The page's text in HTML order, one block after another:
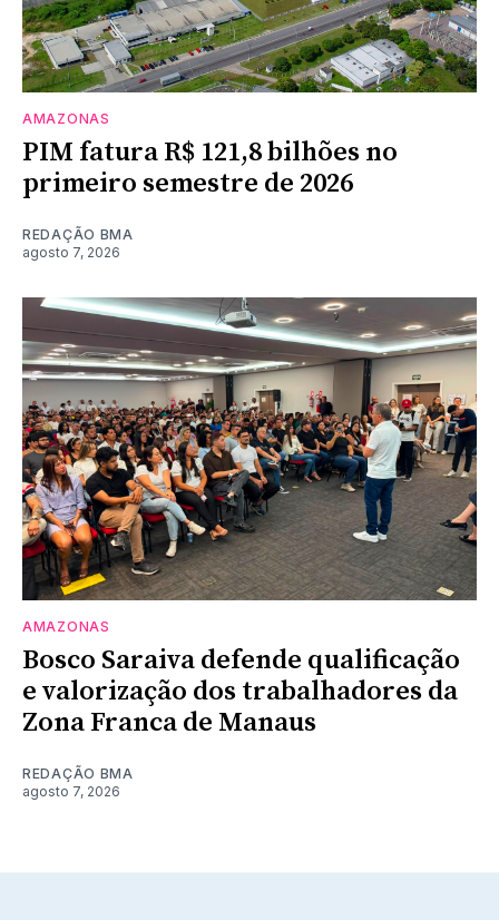
AMAZONAS
PIM fatura R$ 121,8 bilhões no
primeiro semestre de 2026
REDAÇÃO BMA
agosto 7, 2026
AMAZONAS
Bosco Saraiva defende qualificação
e valorização dos trabalhadores da
Zona Franca de Manaus
REDAÇÃO BMA
agosto 7, 2026